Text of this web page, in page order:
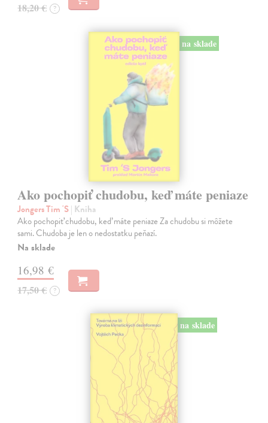
18,20 € ?
na sklade
Ako pochopiť chudobu, keď máte peniaze
Jongers Tim 'S| Kniha
Ako pochopiť chudobu, keď máte peniaze Za chudobu si môžete
sami. Chudoba je len o nedostatku peňazí.
Na sklade
16,98 €
17,50 € ?
na sklade